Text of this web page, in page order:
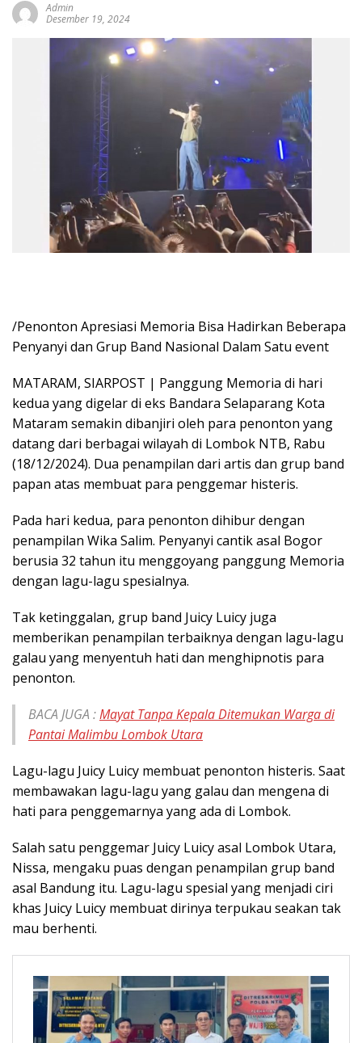
Admin
Desember 19, 2024
/Penonton Apresiasi Memoria Bisa Hadirkan Beberapa
Penyanyi dan Grup Band Nasional Dalam Satu event
MATARAM, SIARPOST | Panggung Memoria di hari
kedua yang digelar di eks Bandara Selaparang Kota
Mataram semakin dibanjiri oleh para penonton yang
datang dari berbagai wilayah di Lombok NTB, Rabu
(18/12/2024). Dua penampilan dari artis dan grup band
papan atas membuat para penggemar histeris.
Pada hari kedua, para penonton dihibur dengan
penampilan Wika Salim. Penyanyi cantik asal Bogor
berusia 32 tahun itu menggoyang panggung Memoria
dengan lagu-lagu spesialnya.
Tak ketinggalan, grup band Juicy Luicy juga
memberikan penampilan terbaiknya dengan lagu-lagu
galau yang menyentuh hati dan menghipnotis para
penonton.
BACA JUGA :Mayat Tanpa Kepala Ditemukan Warga di
Pantai Malimbu Lombok Utara
Lagu-lagu Juicy Luicy membuat penonton histeris. Saat
membawakan lagu-lagu yang galau dan mengena di
hati para penggemarnya yang ada di Lombok.
Salah satu penggemar Juicy Luicy asal Lombok Utara,
Nissa, mengaku puas dengan penampilan grup band
asal Bandung itu. Lagu-lagu spesial yang menjadi ciri
khas Juicy Luicy membuat dirinya terpukau seakan tak
mau berhenti.